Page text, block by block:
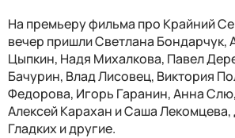
На премьеру фильма про Крайний
вечер пришли Светлана Бондарчук,
Цыпкин, Надя Михалкова, Павел
Бачурин, Влад Лисовец, Виктория
Федорова, Игорь Гаранин, Анна Слю,
Алексей Карахан и Саша
Гладких и другие.